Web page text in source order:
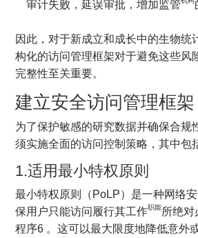
审计失败，延误审批，增加监管
因此，对于新成立和成长中的生物统
构化的访问管理框架对于避免这些风
完整性至关重要。
建立安全访问管理框架
为了保护敏感的研究数据并确保合规
须实施全面的访问控制策略，其中包
1.适用最小特权原则
最小特权原则（PoLP）是一种网络
保用户只能访问履行其工作职能所绝对
程序6 。这可以最大限度地降低意外